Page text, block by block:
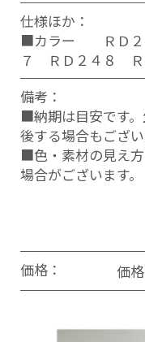
仕様ほか：
■カラー ＲＤ２
７ ＲＤ２４８ Ｒ
備考：
■納期は目安です
後する場合もござい
■色・素材の見え
場合がございます。
価格： 価